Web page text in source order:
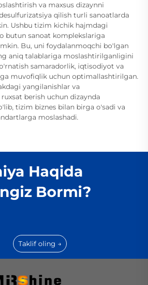
va maxsus dizaynni
qilish turli sanoatlarda
Ushbu tizim kichik hajmdagi
butun sanoat komplekslariga
Bu, uni foydalanmoqchi bo'lgan
aniq talablariga moslashtirilganligini
samaradorlik, iqtisodiyot va
muvofiqlik uchun optimallashtirilgan.
yangilanishlar va
berish uchun dizaynda
tizim biznes bilan birga o'sadi va
moslashadi.
Haqida
Bormi?
Taklif oling →